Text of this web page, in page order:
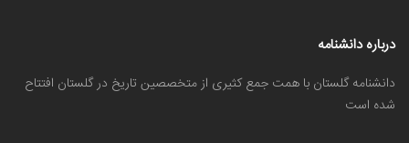
درباره دانشنامه
دانشنامه گلستان با همت جمع کثیری از متخصصین تاریخ در گلستان افتتاح
شده است